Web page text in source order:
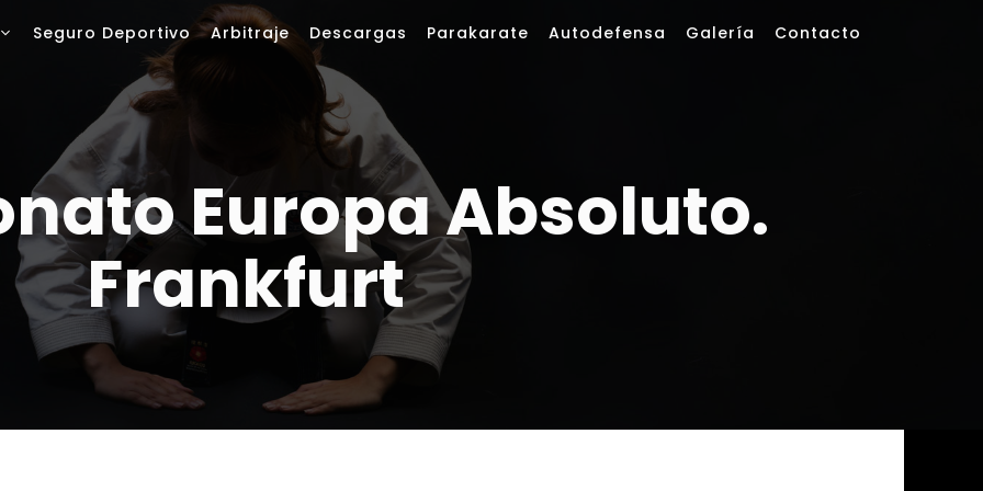
Seguro Deportivo Arbitraje Descargas Parakarate Autodefensa Galería Contacto
Europa Absoluto.
Frankfurt